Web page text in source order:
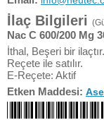
İlaç Bilgileri
Nac C 600/200 Mg
İthal, Beşeri bir ilaçtır.
Reçete ile satılır.
E-Reçete: Aktif
Etken Maddesi: